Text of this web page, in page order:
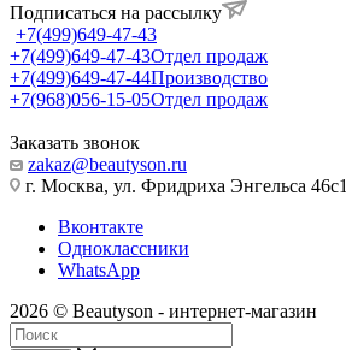
Подписаться на рассылку
+7(499)649-47-43
+7(499)649-47-43Отдел продаж
+7(499)649-47-44Производство
+7(968)056-15-05Отдел продаж
Заказать звонок
zakaz@beautyson.ru
г. Москва, ул. Фридриха Энгельса 46с1
Вконтакте
Одноклассники
WhatsApp
2026 © Beautyson - интернет-магазин